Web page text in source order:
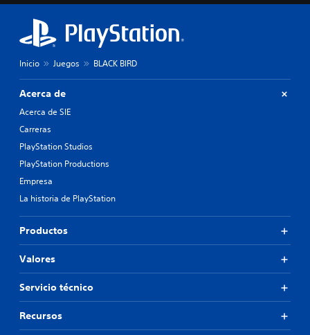
Inicio Juegos BLACK BIRD
Acerca de
Acerca de SIE
Carreras
PlayStation Studios
PlayStation Productions
Empresa
La historia de PlayStation
Productos
Valores
Servicio técnico
Recursos